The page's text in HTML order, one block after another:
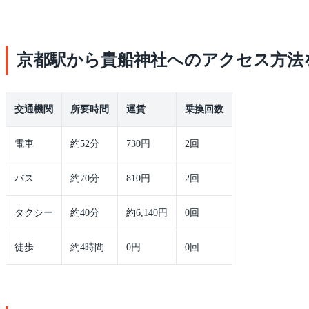
京都駅から貴船神社へのアクセス方法
交通機関 所要時間 運賃 乗換回数
電車 約52分 730円 2回
バス 約70分 810円 2回
タクシー 約40分 約6,140円 0回
徒歩 約4時間 0円 0回